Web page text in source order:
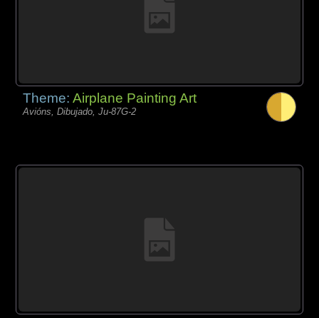
Theme:Airplane Painting Art
Avións, Dibujado, Ju-87G-2